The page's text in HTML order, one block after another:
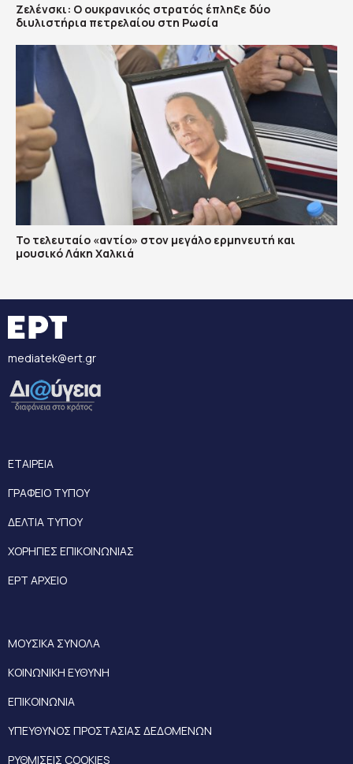
Ζελένσκι: Ο ουκρανικός στρατός έπληξε δύο
διυλιστήρια πετρελαίου στη Ρωσία
Το τελευταίο «αντίο» στον μεγάλο ερμηνευτή και
μουσικό Λάκη Χαλκιά
mediatek@ert.gr
ΕΤΑΙΡΕΙΑ
ΓΡΑΦΕΙΟ ΤΥΠΟΥ
ΔΕΛΤΙΑ ΤΥΠΟΥ
ΧΟΡΗΓΙΕΣ ΕΠΙΚΟΙΝΩΝΙΑΣ
ΕΡΤ ΑΡΧΕΙΟ
ΜΟΥΣΙΚΑ ΣΥΝΟΛΑ
ΚΟΙΝΩΝΙΚΗ ΕΥΘΥΝΗ
ΕΠΙΚΟΙΝΩΝΙΑ
ΥΠΕΥΘΥΝΟΣ ΠΡΟΣΤΑΣΙΑΣ ΔΕΔΟΜΕΝΩΝ
ΡΥΘΜΙΣΕΙΣ COOKIES